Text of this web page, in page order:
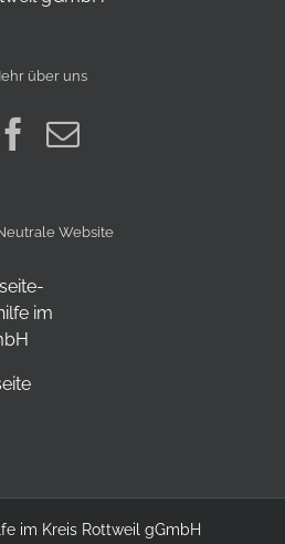
über uns
Website
im Kreis Rottweil gGmbH